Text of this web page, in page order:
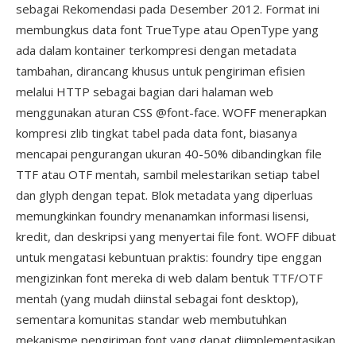
sebagai Rekomendasi pada Desember 2012. Format ini
membungkus data font TrueType atau OpenType yang
ada dalam kontainer terkompresi dengan metadata
tambahan, dirancang khusus untuk pengiriman efisien
melalui HTTP sebagai bagian dari halaman web
menggunakan aturan CSS @font-face. WOFF menerapkan
kompresi zlib tingkat tabel pada data font, biasanya
mencapai pengurangan ukuran 40-50% dibandingkan file
TTF atau OTF mentah, sambil melestarikan setiap tabel
dan glyph dengan tepat. Blok metadata yang diperluas
memungkinkan foundry menanamkan informasi lisensi,
kredit, dan deskripsi yang menyertai file font. WOFF dibuat
untuk mengatasi kebuntuan praktis: foundry tipe enggan
mengizinkan font mereka di web dalam bentuk TTF/OTF
mentah (yang mudah diinstal sebagai font desktop),
sementara komunitas standar web membutuhkan
mekanisme pengiriman font yang dapat diimplementasikan